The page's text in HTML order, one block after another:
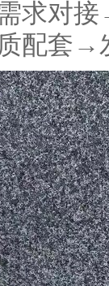
对接
配套→